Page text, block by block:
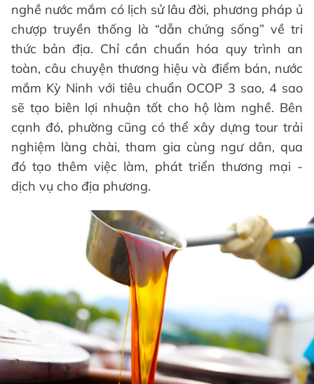
nghề nước mắm có lịch sử lâu đời, phương pháp ủ
chượp truyền thống là “dẫn chứng sống” về tri
thức bản địa. Chỉ cần chuẩn hóa quy trình an
toàn, câu chuyện thương hiệu và điểm bán, nước
mắm Kỳ Ninh với tiêu chuẩn OCOP 3 sao, 4 sao
sẽ tạo biên lợi nhuận tốt cho hộ làm nghề. Bên
cạnh đó, phường cũng có thể xây dựng tour trải
nghiệm làng chài, tham gia cùng ngư dân, qua
đó tạo thêm việc làm, phát triển thương mại -
dịch vụ cho địa phương.